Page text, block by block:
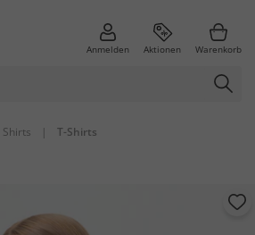
Anmelden Aktionen Warenkorb
Shirts | T-Shirts